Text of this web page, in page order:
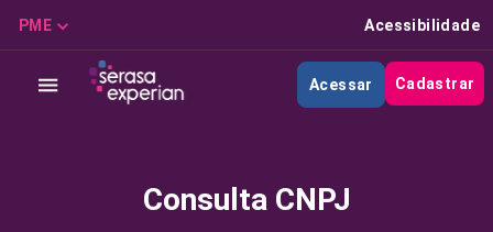
PME Acessibilidade
Acessar Cadastrar
Consulta CNPJ